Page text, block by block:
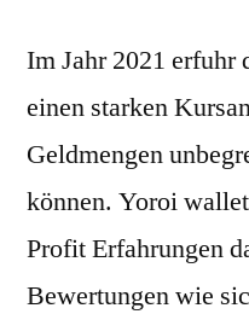
Im Jahr 2021 erfuhr
einen starken
Geldmengen
können. Yoroi
Profit Erfahrungen
Bewertungen wie